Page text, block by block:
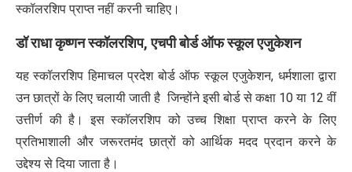
स्कॉलरशिप प्राप्त नहीं करनी चाहिए।
डॉराधाकृष्णनस्कॉलरशिप,एचपीबोर्डऑफस्कूलएजुकेशन
यह स्कॉलरशिप हिमाचल प्रदेश बोर्ड ऑफ स्कूल एजुकेशन, धर्मशाला द्वारा
उन छात्रों के लिए चलायी जाती है जिन्होंने इसी बोर्ड से कक्षा 10 या 12 वीं
उत्तीर्ण की है। इस स्कॉलरशिप को उच्च शिक्षा प्राप्त करने के लिए
प्रतिभाशाली और जरूरतमंद छात्रों को आर्थिक मदद प्रदान करने के
उद्देश्य से दिया जाता है।